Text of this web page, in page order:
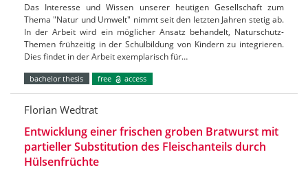
Das Interesse und Wissen unserer heutigen Gesellschaft zum
Thema "Natur und Umwelt" nimmt seit den letzten Jahren stetig ab.
In der Arbeit wird ein möglicher Ansatz behandelt, Naturschutz-
Themen frühzeitig in der Schulbildung von Kindern zu integrieren.
Dies findet in der Arbeit exemplarisch für…
bachelor thesis free access
Florian Wedtrat
Entwicklung einer frischen groben Bratwurst mit
partieller Substitution des Fleischanteils durch
Hülsenfrüchte